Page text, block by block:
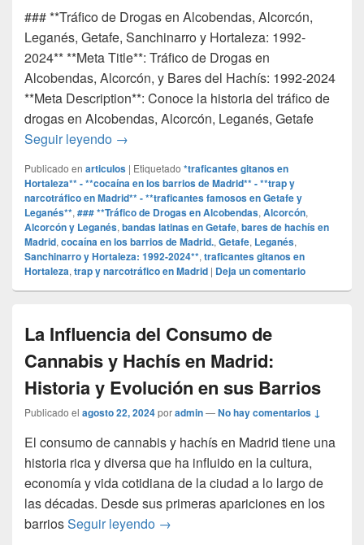
### **Tráfico de Drogas en Alcobendas, Alcorcón,
Leganés, Getafe, Sanchinarro y Hortaleza: 1992-
2024** **Meta Title**: Tráfico de Drogas en
Alcobendas, Alcorcón, y Bares del Hachís: 1992-2024
**Meta Description**: Conoce la historia del tráfico de
drogas en Alcobendas, Alcorcón, Leganés, Getafe
Seguir leyendo ### **Tráfico de Drogas en Alcobendas,
→
Publicado en articulos | Etiquetado *traficantes gitanos en
Hortaleza** - **cocaína en los barrios de Madrid** - **trap y
narcotráfico en Madrid** - **traficantes famosos en Getafe y
Leganés**, ### **Tráfico de Drogas en Alcobendas, Alcorcón,
Alcorcón y Leganés, bandas latinas en Getafe, bares de hachís en
Madrid, cocaína en los barrios de Madrid., Getafe, Leganés,
Sanchinarro y Hortaleza: 1992-2024**, traficantes gitanos en
Hortaleza, trap y narcotráfico en Madrid | Deja un comentario
La Influencia del Consumo de
Cannabis y Hachís en Madrid:
Historia y Evolución en sus Barrios
Publicado el agosto 22, 2024poradmin—No hay comentarios ↓
El consumo de cannabis y hachís en Madrid tiene una
historia rica y diversa que ha influido en la cultura,
economía y vida cotidiana de la ciudad a lo largo de
las décadas. Desde sus primeras apariciones en los
barriosSeguir leyendo La Influencia del Consumo de
→